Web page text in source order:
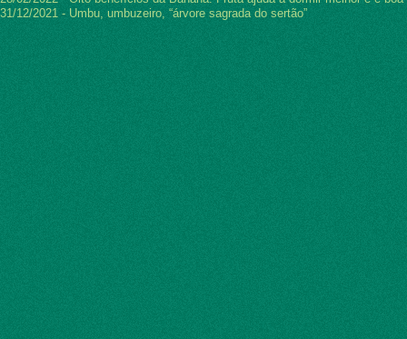
31/12/2021 - Umbu, umbuzeiro, “árvore sagrada do sertão”